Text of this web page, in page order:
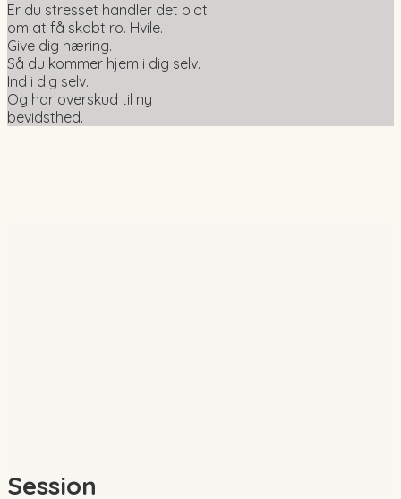
Er du stresset handler det blot
om at få skabt ro. Hvile.
Give dig næring.
Så du kommer hjem i dig selv.
Ind i dig selv.
Og har overskud til ny
bevidsthed.
Session